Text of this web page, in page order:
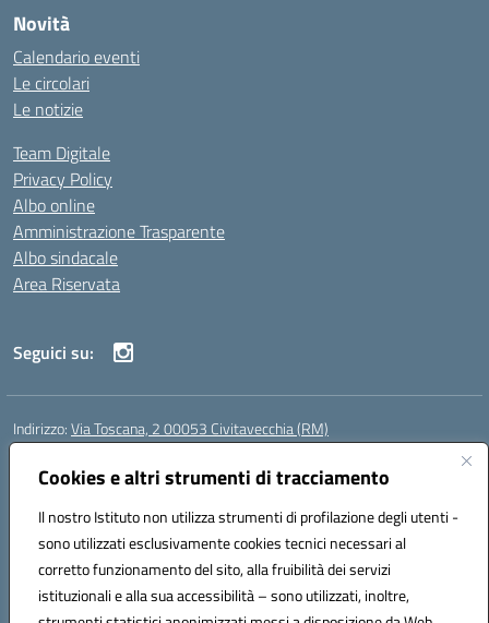
Cookies e altri strumenti di tracciamento
Il nostro Istituto non utilizza strumenti di profilazione degli utenti -
sono utilizzati esclusivamente cookies tecnici necessari al
corretto funzionamento del sito, alla fruibilità dei servizi
istituzionali e alla sua accessibilità – sono utilizzati, inoltre,
Novità
Calendario eventi
Le circolari
Le notizie
Team Digitale
Privacy Policy
Albo online
Amministrazione Trasparente
Albo sindacale
Area Riservata
Seguici su:
Indirizzo:Via Toscana, 2 00053 Civitavecchia (RM)
Centralino:
Posta elettronica certificata (PEC):rmic8b900g@pec.istruzione.it
Codice fiscale: 91038380589
Codice meccanografico:RMIC8B900G
Codice Indice delle Pubbliche Amministrazioni (IPA): istsc_rmic8b900g
Codice unico di fatturazione (CUF): UFP4NO